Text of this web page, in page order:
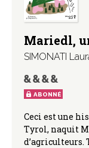
Mariedl,
SIMONATI
ABONNÉ
Ceci est une
Tyrol, naquit
d’agriculteurs.